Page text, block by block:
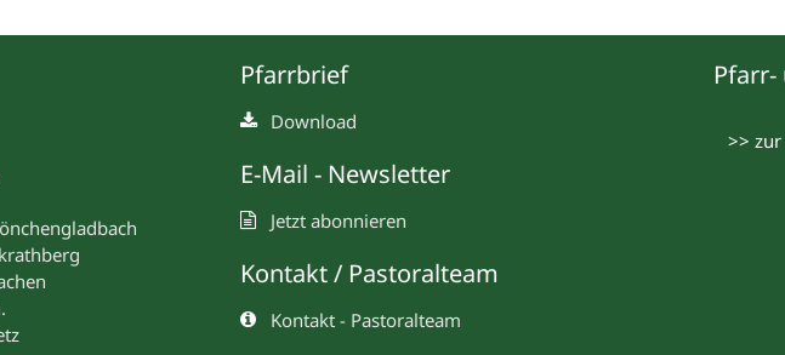
Pfarrbrief
Download
E-Mail - Newsletter
Jetzt abonnieren
Kontakt / Pastoralteam
Kontakt - Pastoralteam
>>